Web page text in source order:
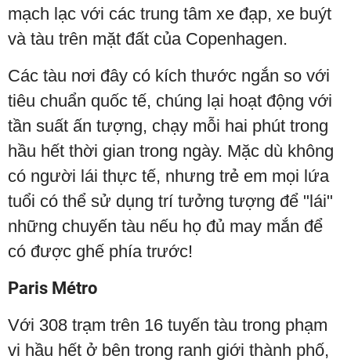
mạch lạc với các trung tâm xe đạp, xe buýt
và tàu trên mặt đất của Copenhagen.
Các tàu nơi đây có kích thước ngắn so với
tiêu chuẩn quốc tế, chúng lại hoạt động với
tần suất ấn tượng, chạy mỗi hai phút trong
hầu hết thời gian trong ngày. Mặc dù không
có người lái thực tế, nhưng trẻ em mọi lứa
tuổi có thể sử dụng trí tưởng tượng để "lái"
những chuyến tàu nếu họ đủ may mắn để
có được ghế phía trước!
Paris Métro
Với 308 trạm trên 16 tuyến tàu trong phạm
vi hầu hết ở bên trong ranh giới thành phố,